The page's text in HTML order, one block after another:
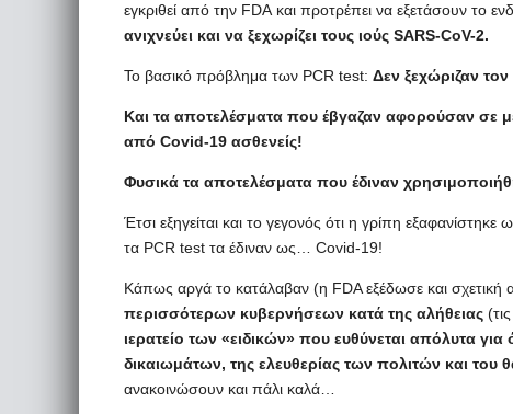
εγκριθεί από την FDA και προτρέπει να εξετάσουν το
ανιχνεύει και να ξεχωρίζει τους ιούς SARS-CoV-2.
Το βασικό πρόβλημα των PCR test: Δεν ξεχώριζαν
Και τα αποτελέσματα που έβγαζαν αφορούσαν σε
από Covid-19 ασθενείς!
Φυσικά τα αποτελέσματα που έδιναν
Έτσι εξηγείται και το γεγονός ότι η γρίπη
τα PCR test τα έδιναν ως… Covid-19!
Κάπως αργά το κατάλαβαν (η FDA εξέδωσε και
περισσότερων κυβερνήσεων κατά της αλήθειας
ιερατείο των «ειδικών» που ευθύνεται απόλυτα
δικαιωμάτων, της ελευθερίας των πολιτών και
ανακοινώσουν και πάλι καλά…